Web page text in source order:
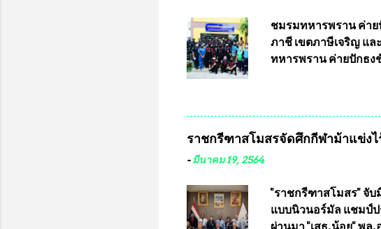
แข่งขัน และคณะทำง
แข่งขันฟุตบอลสูงอายุ
แข่งขันระหว่างวันที่
ชมรมทหารพราน ค่า
ภาชี เขตภาษีเจริญ แ
ทหารพราน ค่ายปักธง
กรุงเทพมหานคร ได้
พันอากาศเอก ทองอิน
ธรรม ประธานชุมชน
ปรึกษา และการแจกข้
ราชกรีฑาสโมสรจัดศึกกีฬาม้าแข่ง
-มีนาคม 19, 2564
"ราชกรีฑาสโมสร" จั
แบบนิวนอร์มัล แชมป์ป